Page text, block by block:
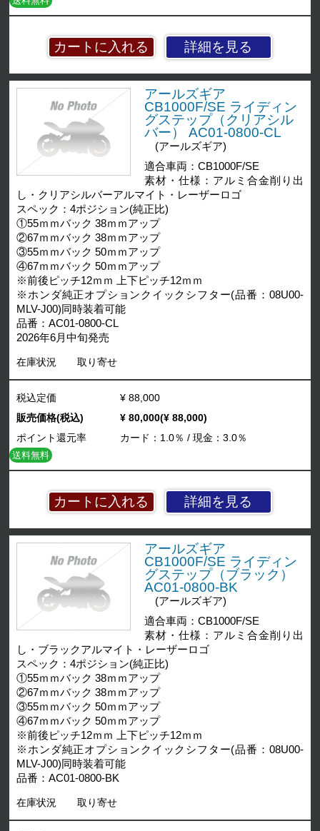
詳細を見る
アールズギア
CB1000F/SE ライディン
グステップ（クリアシル
バー） AC01-0800-CL
(アールズギア)
適合車両：CB1000F/SE
素材・仕様：アルミ合金削り出
し・クリアシルバーアルマイト・レーザーロゴ
スペック：4ポジション(純正比)
①55ｍｍバック 38ｍｍアップ
②67ｍｍバック 38ｍｍアップ
③55ｍｍバック 50ｍｍアップ
④67ｍｍバック 50ｍｍアップ
※前後ピッチ12ｍｍ 上下ピッチ12ｍｍ
※ホンダ純正オプションクイックシフター(品番：08U00-
MLV-J00)同時装着可能
品番：AC01-0800-CL
2026年6月中旬発売
在庫状況 取り寄せ
詳細を見る
税込定価
¥ 88,000
販売価格(税込)
¥ 80,000(¥ 88,000)
ポイント還元率
カード：1.0％ / 現金：3.0％
送料無料
アールズギア
CB1000F/SE ライディン
グステップ（ブラック）
AC01-0800-BK
(アールズギア)
適合車両：CB1000F/SE
素材・仕様：アルミ合金削り出
し・ブラックアルマイト・レーザーロゴ
スペック：4ポジション(純正比)
①55ｍｍバック 38ｍｍアップ
②67ｍｍバック 38ｍｍアップ
③55ｍｍバック 50ｍｍアップ
④67ｍｍバック 50ｍｍアップ
※前後ピッチ12ｍｍ 上下ピッチ12ｍｍ
※ホンダ純正オプションクイックシフター(品番：08U00-
MLV-J00)同時装着可能
品番：AC01-0800-BK
在庫状況 取り寄せ